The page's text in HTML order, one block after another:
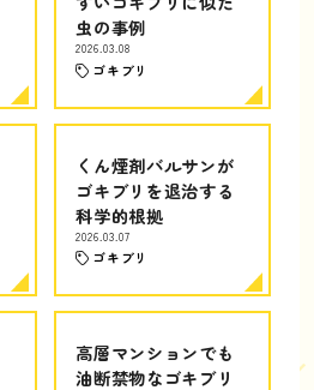
虫の事例
2026.03.08
ゴキブリ
くん煙剤バルサンが
ゴキブリを退治する
科学的根拠
2026.03.07
ゴキブリ
高層マンションでも
油断禁物なゴキブリ